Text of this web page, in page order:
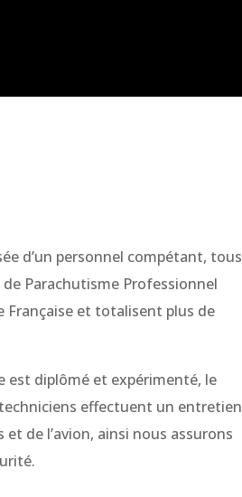
d’un personnel compétant, tous
Parachutisme Professionnel
Française et totalisent plus de
est diplômé et expérimenté, le
effectuent un entretien
de l’avion, ainsi nous assurons